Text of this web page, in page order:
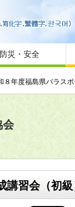
防災・安全
８年度福島県パラス
会
講習会（初